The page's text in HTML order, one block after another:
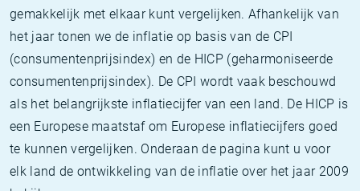
gemakkelijk met elkaar kunt vergelijken. Afhankelijk van
het jaar tonen we de inflatie op basis van de CPI
(consumentenprijsindex) en de HICP (geharmoniseerde
consumentenprijsindex). De CPI wordt vaak beschouwd
als het belangrijkste inflatiecijfer van een land. De HICP is
een Europese maatstaf om Europese inflatiecijfers goed
te kunnen vergelijken. Onderaan de pagina kunt u voor
elk land de ontwikkeling van de inflatie over het jaar 2009